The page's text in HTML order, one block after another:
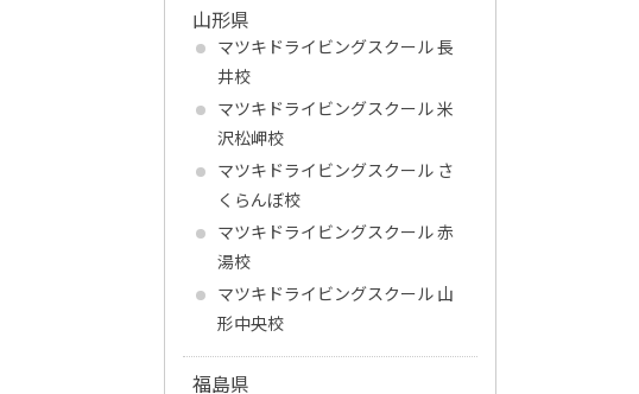
山形県
マツキドライビングスクール 長
井校
マツキドライビングスクール 米
沢松岬校
マツキドライビングスクール さ
くらんぼ校
マツキドライビングスクール 赤
湯校
マツキドライビングスクール 山
形中央校
福島県